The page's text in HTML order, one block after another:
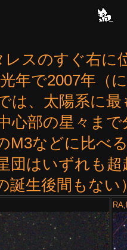
スのすぐ右に
年で2007年（
は、太陽系に
心部の星々ま
M3などに比べ
団はいずれも
誕生後間もな